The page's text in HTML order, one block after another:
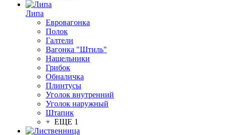
Липа
Евровагонка
Полок
Галтели
Вагонка "Штиль"
Нащельники
Грибок
Обналичка
Плинтусы
Уголок внутренний
Уголок наружный
Штапик
+ ЕЩЕ 1